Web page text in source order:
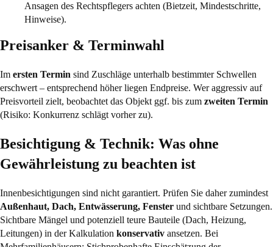
Ansagen des Rechtspflegers achten (Bietzeit, Mindestschritte,
Hinweise).
Preisanker & Terminwahl
Im ersten Termin sind Zuschläge unterhalb bestimmter Schwellen
erschwert – entsprechend höher liegen Endpreise. Wer aggressiv auf
Preisvorteil zielt, beobachtet das Objekt ggf. bis zum zweiten Termin
(Risiko: Konkurrenz schlägt vorher zu).
Besichtigung & Technik: Was ohne
Gewährleistung zu beachten ist
Innenbesichtigungen sind nicht garantiert. Prüfen Sie daher zumindest
Außenhaut, Dach, Entwässerung, Fenster und sichtbare Setzungen.
Sichtbare Mängel und potenziell teure Bauteile (Dach, Heizung,
Leitungen) in der Kalkulation konservativ ansetzen. Bei